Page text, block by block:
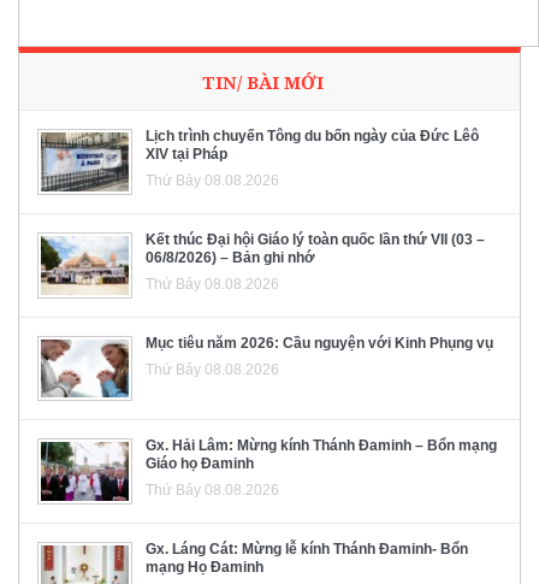
TIN/ BÀI MỚI
Lịch trình chuyến Tông du bốn ngày của Đức Lêô
XIV tại Pháp
Thứ Bảy 08.08.2026
Kết thúc Đại hội Giáo lý toàn quốc lần thứ VII (03 –
06/8/2026) – Bản ghi nhớ
Thứ Bảy 08.08.2026
Mục tiêu năm 2026: Cầu nguyện với Kinh Phụng vụ
Thứ Bảy 08.08.2026
Gx. Hải Lâm: Mừng kính Thánh Đaminh – Bổn mạng
Giáo họ Đaminh
Thứ Bảy 08.08.2026
Gx. Láng Cát: Mừng lễ kính Thánh Đaminh- Bổn
mạng Họ Đaminh